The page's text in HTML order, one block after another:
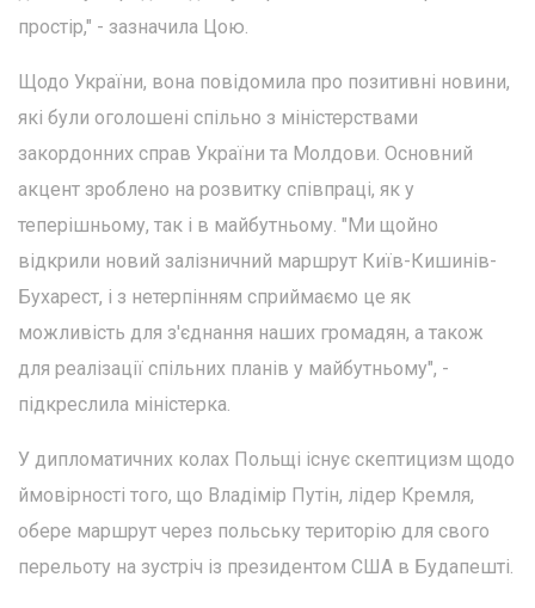
простір," - зазначила Цою.
Щодо України, вона повідомила про позитивні новини,
які були оголошені спільно з міністерствами
закордонних справ України та Молдови. Основний
акцент зроблено на розвитку співпраці, як у
теперішньому, так і в майбутньому. "Ми щойно
відкрили новий залізничний маршрут Київ-Кишинів-
Бухарест, і з нетерпінням сприймаємо це як
можливість для з'єднання наших громадян, а також
для реалізації спільних планів у майбутньому", -
підкреслила міністерка.
У дипломатичних колах Польщі існує скептицизм щодо
ймовірності того, що Владімір Путін, лідер Кремля,
обере маршрут через польську територію для свого
перельоту на зустріч із президентом США в Будапешті.